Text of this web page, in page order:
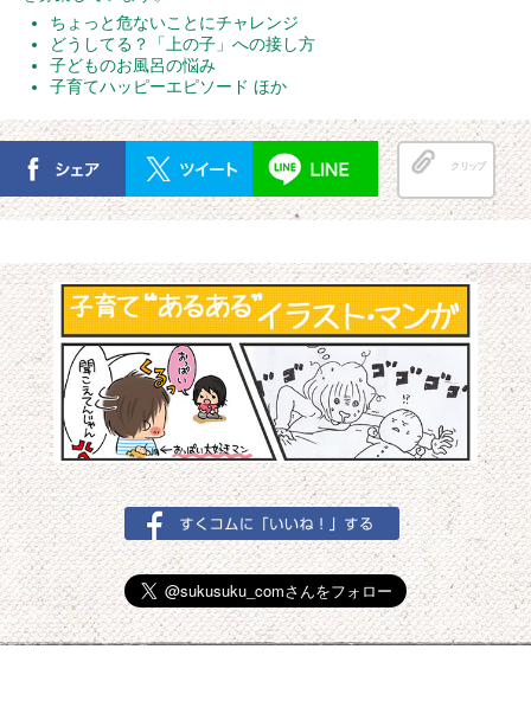
ちょっと危ないことにチャレンジ
どうしてる？「上の子」への接し方
子どものお風呂の悩み
子育てハッピーエピソード ほか
クリップ